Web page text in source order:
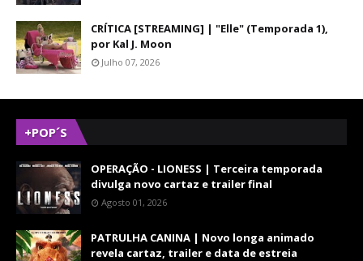
CRÍTICA [STREAMING] | "Elle" (Temporada 1),
por Kal J. Moon
Julho 07, 2026
+POP´S
OPERAÇÃO - LIONESS | Terceira temporada
divulga novo cartaz e trailer final
Agosto 01, 2026
PATRULHA CANINA | Novo longa animado
revela cartaz, trailer e data de estreia